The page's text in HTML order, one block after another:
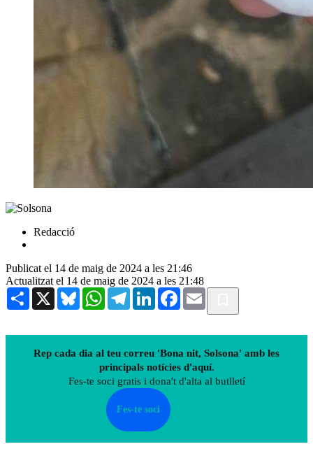
Redacció
Publicat el 14 de maig de 2024 a les 21:46
Actualitzat el 14 de maig de 2024 a les 21:48
Share X BlueskyWhatsAppTelegramLinkedInFacebook
Email
Rep cada dia al teu correu 'Bona nit, Solsona' amb les
principals notícies d'aquí.
Fes-te soci gratis i dona't d'alta al butlletí
Fes-te soci